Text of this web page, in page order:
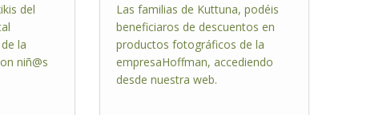
del
la
niñ@s
Las familias de Kuttuna, podéis
beneficiaros de descuentos en
productos fotográficos de la
empresaHoffman, accediendo
desde nuestra web.